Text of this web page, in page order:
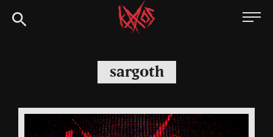
Siirry
suoraan
Kaaoszine
sargoth